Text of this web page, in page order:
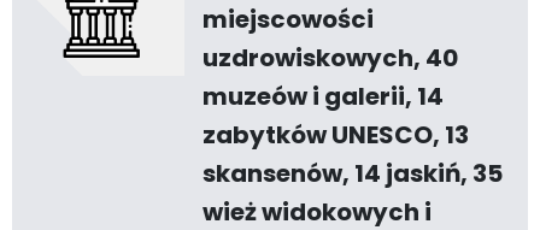
miejscowości
uzdrowiskowych, 40
muzeów i galerii, 14
zabytków UNESCO, 13
skansenów, 14 jaskiń, 35
wież widokowych i